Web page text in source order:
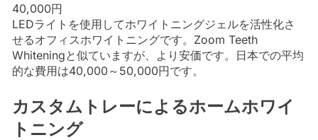
40,000円
LEDライトを使用してホワイトニングジェルを活性化さ
せるオフィスホワイトニングです。Zoom Teeth
Whiteningと似ていますが、より安価です。日本での平均
的な費用は40,000～50,000円です。
カスタムトレーによるホームホワイ
トニング